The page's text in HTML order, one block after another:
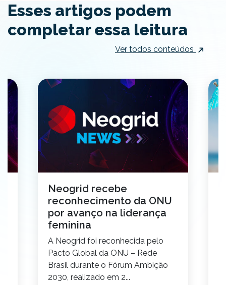
Esses artigos podem
completar essa leitura
Ver todos conteúdos
Neogrid recebe
reconhecimento da ONU
por avanço na liderança
feminina
A Neogrid foi reconhecida pelo
Pacto Global da ONU – Rede
Brasil durante o Fórum Ambição
2030, realizado em 2...